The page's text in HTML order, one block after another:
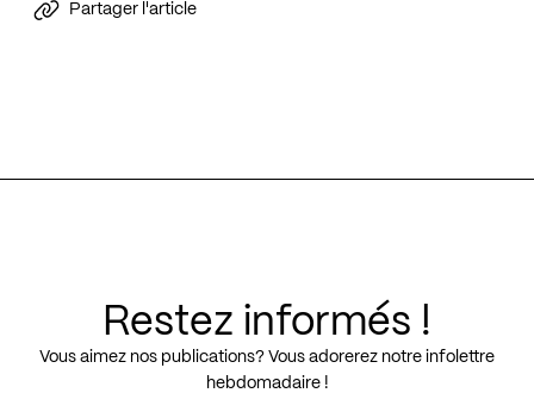
Partager l'article
Restez informés !
Vous aimez nos publications? Vous adorerez notre infolettre
hebdomadaire !